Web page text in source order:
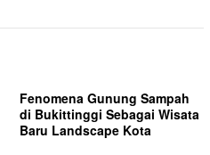
Fenomena Gunung Sampah
di Bukittinggi Sebagai Wisata
Baru Landscape Kota